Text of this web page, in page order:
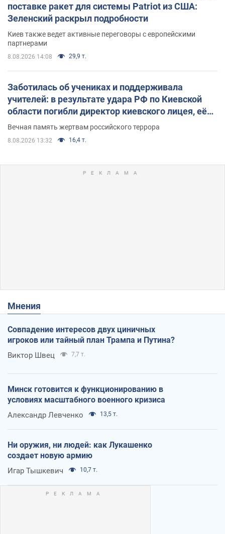
поставке ракет для системы Patriot из США:
Зеленский раскрыл подробности
Киев также ведет активные переговоры с европейскими
партнерами
8.08.2026 14:08 29,9 т.
Заботилась об учениках и поддерживала
учителей: в результате удара РФ по Киевской
области погибли директор киевского лицея, её
муж и внук
Вечная память жертвам российского террора
8.08.2026 13:32 16,4 т.
Мнения
Совпадение интересов двух циничных
игроков или тайный план Трампа и Путина?
Виктор Швец 7,7 т.
Минск готовится к функционированию в
условиях масштабного военного кризиса
Александр Левченко 13,5 т.
Ни оружия, ни людей: как Лукашенко
создает новую армию
Игар Тышкевич 10,7 т.